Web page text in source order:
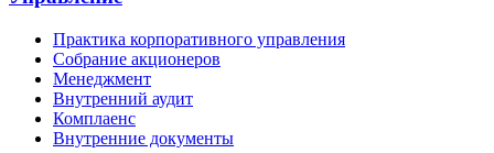
Практика корпоративного управления
Собрание акционеров
Менеджмент
Внутренний аудит
Комплаенс
Внутренние документы